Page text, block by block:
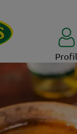
Profil